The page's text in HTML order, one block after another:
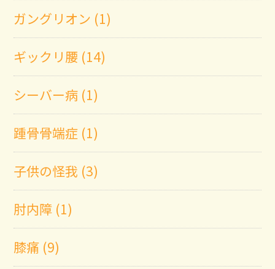
ガングリオン (1)
ギックリ腰 (14)
シーバー病 (1)
踵骨骨端症 (1)
子供の怪我 (3)
肘内障 (1)
膝痛 (9)